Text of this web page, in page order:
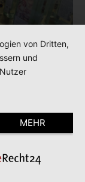
von Dritten,
und
MEHR